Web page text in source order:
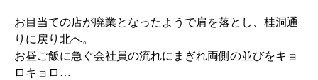
お目当ての店が廃業となったようで肩を落とし、桂洞通
りに戻り北へ。
お昼ご飯に急ぐ会社員の流れにまぎれ両側の並びをキョ
ロキョロ…